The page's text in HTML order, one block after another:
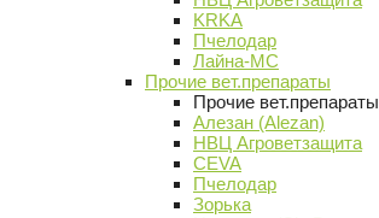
KRKA
Пчелодар
Лайна-МС
Прочие вет.препараты
Прочие вет.препараты
Алезан (Alezan)
НВЦ Агроветзащита
CEVA
Пчелодар
Зорька